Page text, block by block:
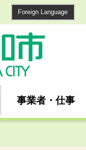
Foreign Language
事業者・仕事